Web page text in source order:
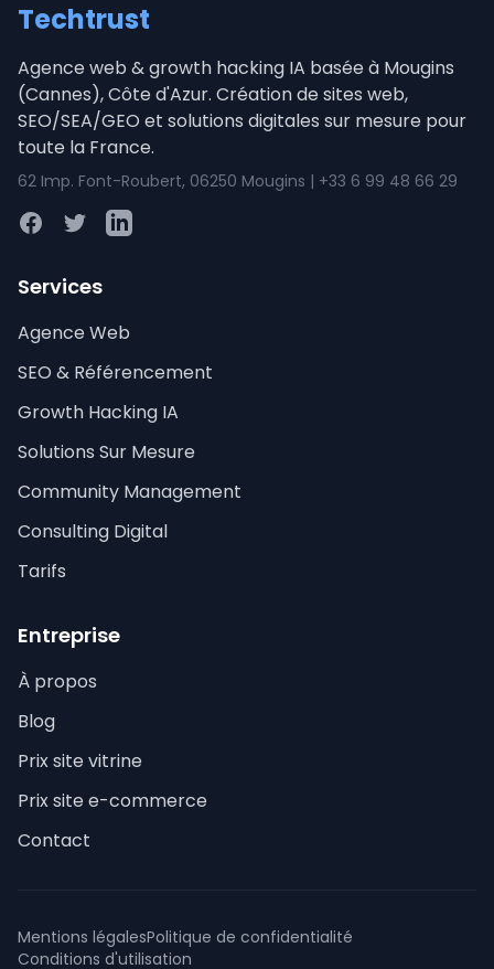
Techtrust
Agence web & growth hacking IA basée à Mougins
(Cannes), Côte d'Azur. Création de sites web,
SEO/SEA/GEO et solutions digitales sur mesure pour
toute la France.
62 Imp. Font-Roubert, 06250 Mougins | +33 6 99 48 66 29
FacebookTwitterLinkedIn
Services
Agence Web
SEO & Référencement
Growth Hacking IA
Solutions Sur Mesure
Community Management
Consulting Digital
Tarifs
Entreprise
À propos
Blog
Prix site vitrine
Prix site e-commerce
Contact
Mentions légalesPolitique de confidentialité
Conditions d'utilisation